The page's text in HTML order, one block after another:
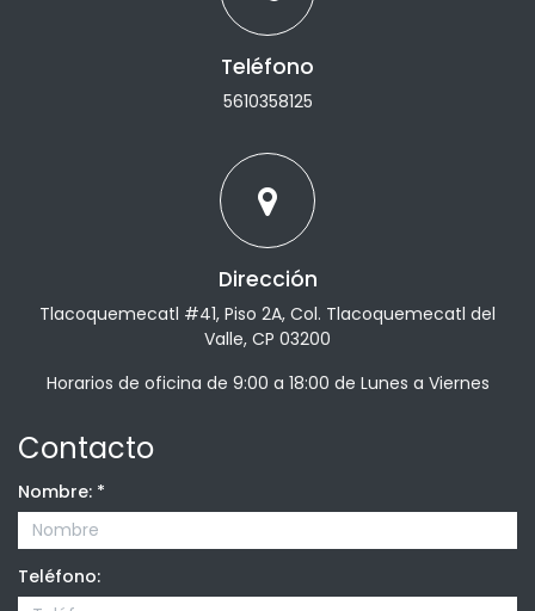
Teléfono
5610358125
Dirección
Tlacoquemecatl #41, Piso 2A, Col. Tlacoquemecatl del
Valle, CP 03200
Horarios de oficina de 9:00 a 18:00 de Lunes a Viernes
Contacto
Nombre: *
Teléfono: